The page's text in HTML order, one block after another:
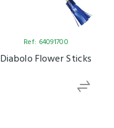
Ref: 64091700
Diabolo Flower Sticks